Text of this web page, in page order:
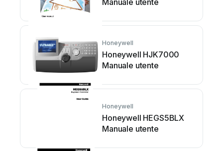
Manuale utente
Honeywell
Honeywell HJK7000
Manuale utente
Honeywell
Honeywell HEGS5BLX
Manuale utente